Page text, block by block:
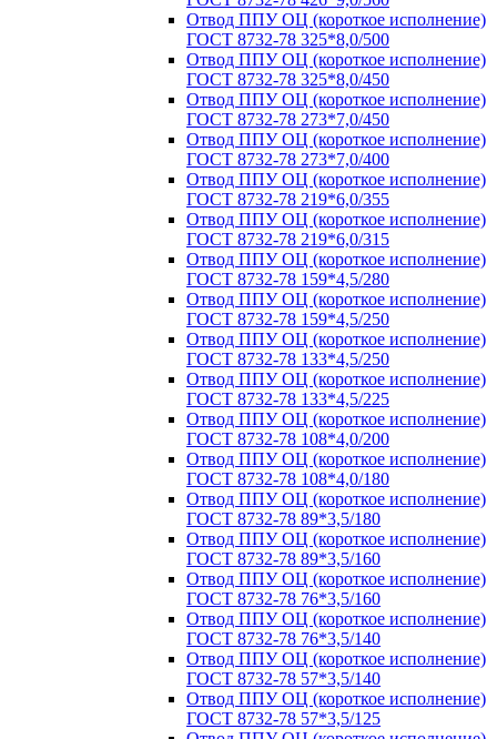
Отвод ППУ ОЦ (короткое исполнение)
ГОСТ 8732-78 325*8,0/500
Отвод ППУ ОЦ (короткое исполнение)
ГОСТ 8732-78 325*8,0/450
Отвод ППУ ОЦ (короткое исполнение)
ГОСТ 8732-78 273*7,0/450
Отвод ППУ ОЦ (короткое исполнение)
ГОСТ 8732-78 273*7,0/400
Отвод ППУ ОЦ (короткое исполнение)
ГОСТ 8732-78 219*6,0/355
Отвод ППУ ОЦ (короткое исполнение)
ГОСТ 8732-78 219*6,0/315
Отвод ППУ ОЦ (короткое исполнение)
ГОСТ 8732-78 159*4,5/280
Отвод ППУ ОЦ (короткое исполнение)
ГОСТ 8732-78 159*4,5/250
Отвод ППУ ОЦ (короткое исполнение)
ГОСТ 8732-78 133*4,5/250
Отвод ППУ ОЦ (короткое исполнение)
ГОСТ 8732-78 133*4,5/225
Отвод ППУ ОЦ (короткое исполнение)
ГОСТ 8732-78 108*4,0/200
Отвод ППУ ОЦ (короткое исполнение)
ГОСТ 8732-78 108*4,0/180
Отвод ППУ ОЦ (короткое исполнение)
ГОСТ 8732-78 89*3,5/180
Отвод ППУ ОЦ (короткое исполнение)
ГОСТ 8732-78 89*3,5/160
Отвод ППУ ОЦ (короткое исполнение)
ГОСТ 8732-78 76*3,5/160
Отвод ППУ ОЦ (короткое исполнение)
ГОСТ 8732-78 76*3,5/140
Отвод ППУ ОЦ (короткое исполнение)
ГОСТ 8732-78 57*3,5/140
Отвод ППУ ОЦ (короткое исполнение)
ГОСТ 8732-78 57*3,5/125